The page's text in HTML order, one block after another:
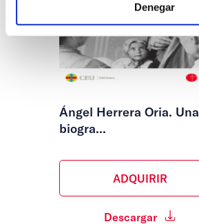
Denegar
Ángel Herrera Oria. Una
biogra...
ADQUIRIR
Descargar